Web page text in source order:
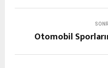
Otomobil